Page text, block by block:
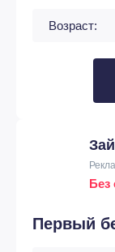
Возраст:
Без
Первый